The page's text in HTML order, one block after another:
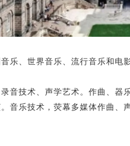
乐、世界音乐、流行音乐和电
音技术、声学艺术。作曲、器
音乐技术，荧幕多媒体作曲、